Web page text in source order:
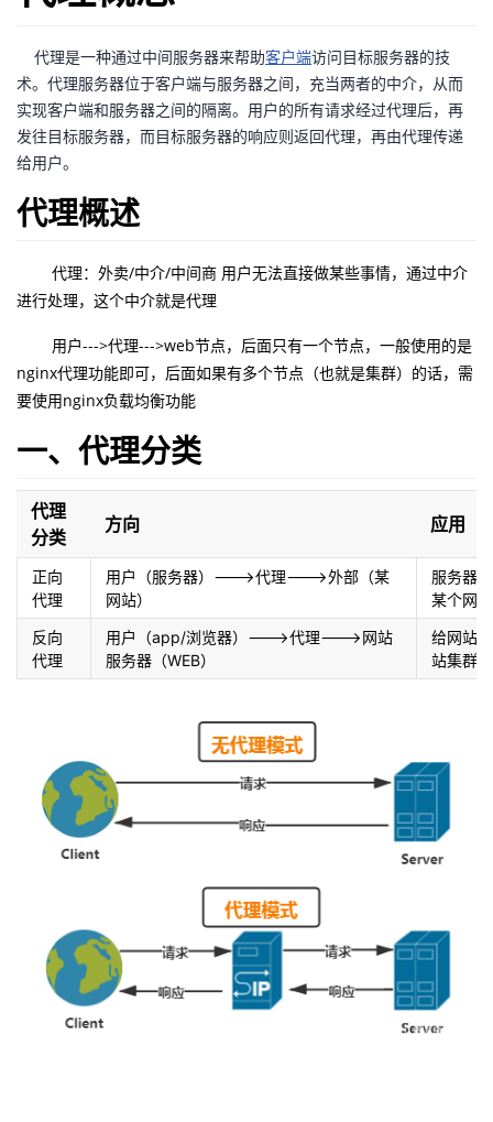
我
的
博
我
的
坛
我
圈
子
的
直
播
我
的
活
动
我
的
关
注
我
开
发
者
学
我
程
认
证
的
实
我
的
的
Programs
我
的
支
持
的
技
支
持
我
的
声
建
代理是一种通过中间服务器来帮助客户端访问目标服务器的技
术。代理服务器位于客户端与服务器之间，充当两者的中介，从而
实现客户端和服务器之间的隔离。用户的所有请求经过代理后，再
发往目标服务器，而目标服务器的响应则返回代理，再由代理传递
给用户。
代理概述
代理：外卖/中介/中间商 用户无法直接做某些事情，通过中介
进行处理，这个中介就是代理
用户--->代理--->web节点，后面只有一个节点，一般使用的是
nginx代理功能即可，后面如果有多个节点（也就是集群）的话，需
要使用nginx负载均衡功能
一、代理分类
代理
分类
方向 应用
正向
代理
用户（服务器）--->代理--->外部（某
网站）
服务器
某个网站
反向
代理
用户（app/浏览器）--->代理--->网站
服务器（WEB）
给网站
站集群